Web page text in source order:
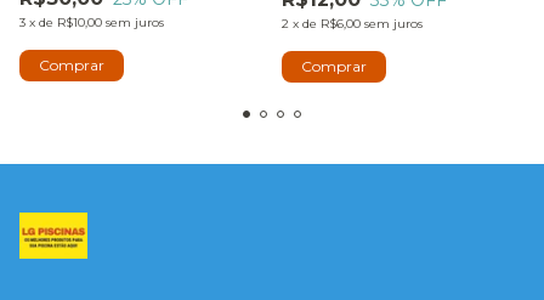
3 x de R$10,00 sem juros 2 x de R$6,00 sem juros